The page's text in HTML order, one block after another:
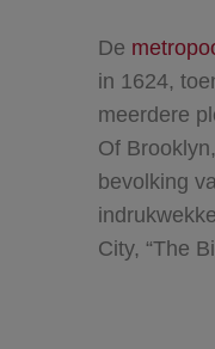
De
in 1624,
meerdere
Of
bevolking
City, “The